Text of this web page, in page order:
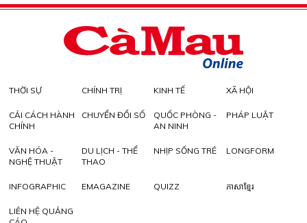
THỜI SỰ CHÍNH TRỊ KINH TẾ XÃ HỘI
CẢI CÁCH HÀNH
CHÍNH
CHUYỂN ĐỔI SỐ
QUỐC PHÒNG -
AN NINH
PHÁP LUẬT
VĂN HÓA -
NGHỆ THUẬT
DU LỊCH - THỂ
THAO
NHỊP SỐNG TRẺ LONGFORM
INFOGRAPHIC EMAGAZINE QUIZZ ភាសាខ្មែរ
LIÊN HỆ QUẢNG